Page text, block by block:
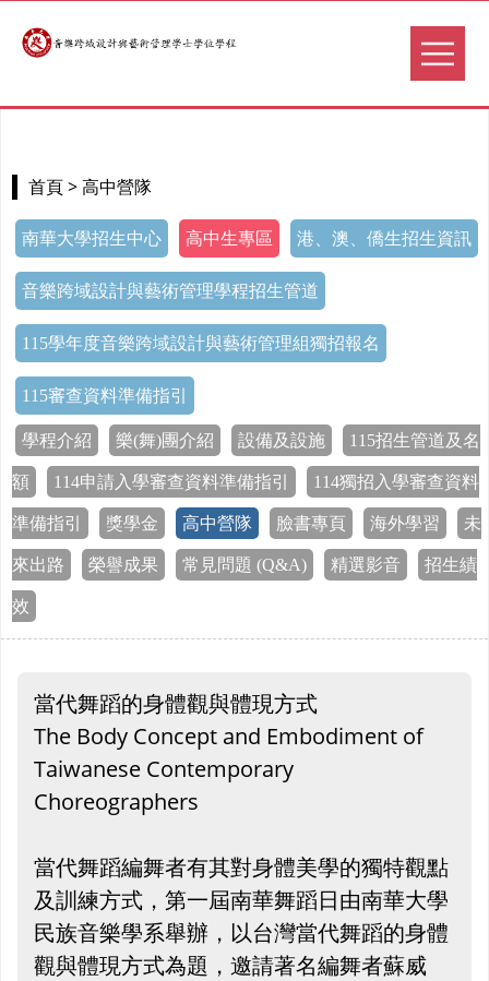
首頁 > 高中營隊
南華大學招生中心 高中生專區 港、澳、僑生招生資訊
音樂跨域設計與藝術管理學程招生管道
115學年度音樂跨域設計與藝術管理組獨招報名
115審查資料準備指引
學程介紹 樂(舞)團介紹 設備及設施 115招生管道及名
額 114申請入學審查資料準備指引 114獨招入學審查資料
準備指引 獎學金 高中營隊 臉書專頁 海外學習 未
來出路 榮譽成果 常見問題 (Q&A) 精選影音 招生績
效
當代舞蹈的身體觀與體現方式
The Body Concept and Embodiment of
Taiwanese Contemporary
Choreographers
當代舞蹈編舞者有其對身體美學的獨特觀點
及訓練方式，第一屆南華舞蹈日由南華大學
民族音樂學系舉辦，以台灣當代舞蹈的身體
觀與體現方式為題，邀請著名編舞者蘇威